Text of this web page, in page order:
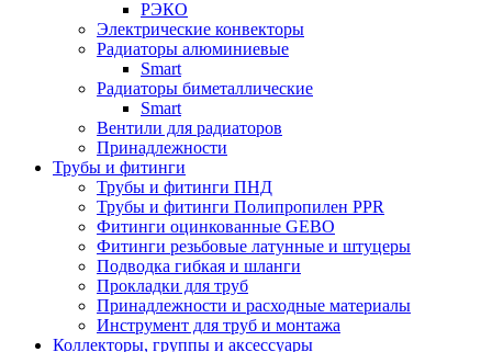
РЭКО
Электрические конвекторы
Радиаторы алюминиевые
Smart
Радиаторы биметаллические
Smart
Вентили для радиаторов
Принадлежности
Трубы и фитинги
Трубы и фитинги ПНД
Трубы и фитинги Полипропилен PPR
Фитинги оцинкованные GEBO
Фитинги резьбовые латунные и штуцеры
Подводка гибкая и шланги
Прокладки для труб
Принадлежности и расходные материалы
Инструмент для труб и монтажа
Коллекторы, группы и аксессуары